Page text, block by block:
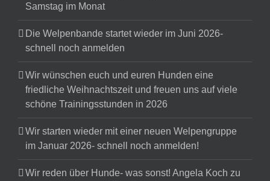
Samstag im Monat
Die Welpenbande startet wieder im Juni 2026-
schnell noch anmelden
Wir wünschen euch und euren Hunden eine
friedliche Weihnachtszeit und freuen uns auf viele
schöne Trainingsstunden in 2026
Wir starten wieder mit einer neuen Welpengruppe
im Januar 2026- schnell noch anmelden!
Wir reden über Hunde- was sonst! Angela Koch zu